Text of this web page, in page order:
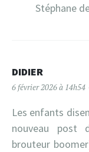
Stéphane
DIDIER
6 février 2026 à 14h54
Les enfants
nouveau post
brouteur